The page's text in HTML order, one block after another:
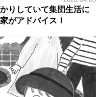
りしていて集団生活に
がアドバイス！